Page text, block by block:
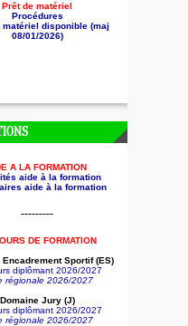
Prêt de matériel
Procédures
matériel disponible (maj
08/01/2026)
A LA FORMATION
aide à la formation
aide à la formation
---------
DE FORMATION
Encadrement Sportif (ES)
diplômant 2026/2027
régionale 2026/2027
Domaine Jury (J)
diplômant 2026/2027
régionale 2026/2027